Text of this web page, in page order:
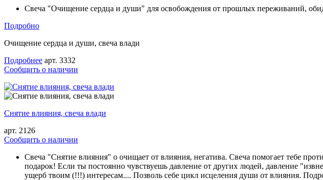
Свеча "Очищение сердца и души" для освобождения от прошлых переживаний,
Подробно
Очищение сердца и души, свеча влади
Подробнее арт. 3332
Cообщить о наличии
Снятие влияния, свеча влади
арт. 2126
Cообщить о наличии
Свеча "Снятие влияния" о очищает от влияния, негатива. Свеча помогает тебе
подарок! Если ты постоянно чувствуешь давление от других людей, давление
ущерб твоим (!!!) интересам.... Позволь себе цикл исцеления души от влияния.